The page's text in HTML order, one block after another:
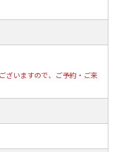
ざいますので、ご予約・ご来